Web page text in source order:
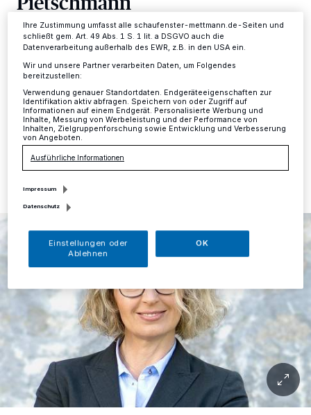
Mettmann. ·Nach der Kommunalwahl vom 13.
September 2020 und der Bürgermeisterstichwahl vom
27. September 2020 findet am Dienstag, 3. November
2020, die konstituierende Sitzung des Stadtrates der
Kreis­stadt Mettmann statt.
Informationen finden Sie in unserer Datenschutzerklärung.
Ihre Zustimmung umfasst alle schaufenster-mettmann.de-Seiten und
schließt gem. Art. 49 Abs. 1 S. 1 lit. a DSGVO auch die
Datenverarbeitung außerhalb des EWR, z.B. in den USA ein.
Wir und unsere Partner verarbeiten Daten, um Folgendes
bereitzustellen:
Verwendung genauer Standortdaten. Endgeräteeigenschaften zur
Identifikation aktiv abfragen. Speichern von oder Zugriff auf
Informationen auf einem Endgerät. Personalisierte Werbung und
Inhalte, Messung von Werbeleistung und der Performance von
Inhalten, Zielgruppenforschung sowie Entwicklung und Verbesserung
von Angeboten.
Ausführliche Informationen
Impressum
Datenschutz
Einstellungen oder
Ablehnen
OK